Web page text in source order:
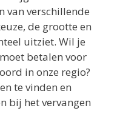
van verschillende
de grootte en
uitziet. Wil je
betalen voor
in onze regio?
te vinden en
bij het vervangen